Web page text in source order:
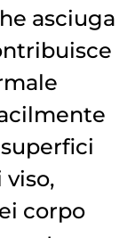
asciuga
corpo